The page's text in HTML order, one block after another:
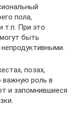
пола,
т.п. При это
быть
позах,
важную роль в
и запомнившиеся